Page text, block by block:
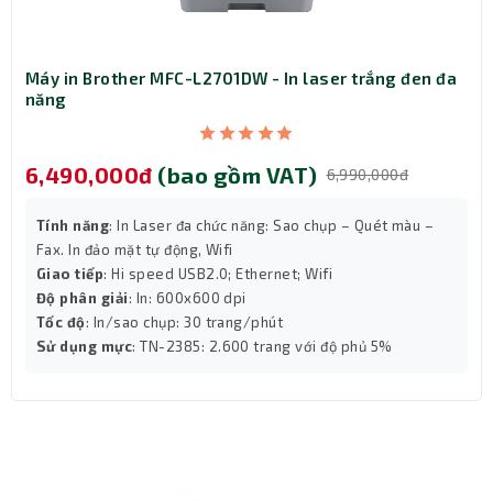
Máy in Brother MFC-L2701DW - In laser trắng đen đa
năng
6,490,000đ (bao gồm VAT) 6,990,000đ
Tính năng: In Laser đa chức năng: Sao chụp – Quét màu –
Fax. In đảo mặt tự động, Wifi
Giao tiếp: Hi speed USB2.0; Ethernet; Wifi
Độ phân giải: In: 600x600 dpi
Tốc độ: In/sao chụp: 30 trang/phút
Sử dụng mực: TN-2385: 2.600 trang với độ phủ 5%